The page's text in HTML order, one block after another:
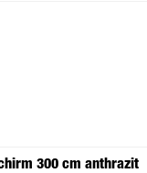
300 cm anthrazit